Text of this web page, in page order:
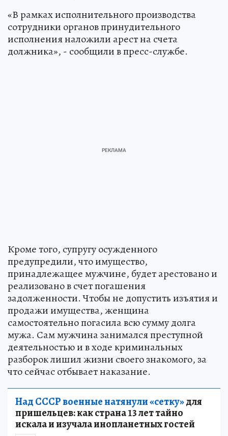
«В рамках исполнительного производства
сотрудники органов принудительного
исполнения наложили арест на счета
должника», - сообщили в пресс-службе.
Кроме того, супругу осужденного
предупредили, что имущество,
принадлежащее мужчине, будет арестовано и
реализовано в счет погашения
задолженности. Чтобы не допустить изъятия и
продажи имущества, женщина
самостоятельно погасила всю сумму долга
мужа. Сам мужчина занимался преступной
деятельностью и в ходе криминальных
разборок лишил жизни своего знакомого, за
что сейчас отбывает наказание.
Над СССР военные натянули «сетку»для
пришельцев: как страна 13 лет тайно
искала и изучала инопланетных гостей